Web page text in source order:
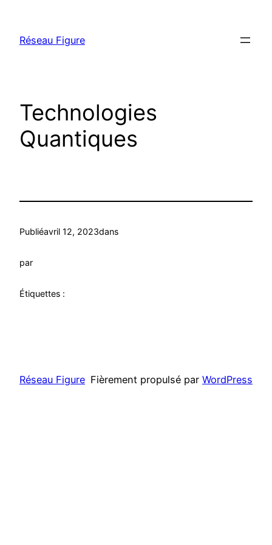
contenu
Réseau Figure
Technologies
Quantiques
Publiéavril 12, 2023dans
par
Étiquettes :
Réseau Figure Fièrement propulsé par WordPress